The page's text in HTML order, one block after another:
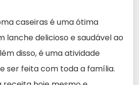
caseiras é uma ótima
lanche delicioso e saudável ao
disso, é uma atividade
ser feita com toda a família.